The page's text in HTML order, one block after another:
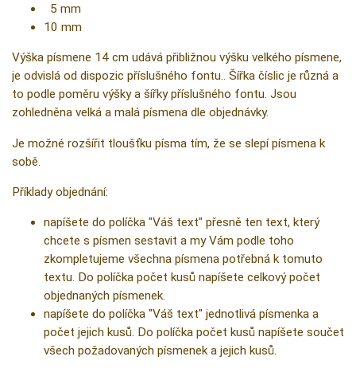
5 mm
10 mm
Výška písmene 14 cm udává přibližnou výšku velkého písmene,
je odvislá od dispozic příslušného fontu.. Šířka číslic je různá a
to podle poměru výšky a šířky příslušného fontu. Jsou
zohledněna velká a malá písmena dle objednávky.
Je možné rozšířit tloušťku písma tím, že se slepí písmena k
sobě.
Příklady objednání:
napíšete do políčka "Váš text" přesně ten text, který
chcete s písmen sestavit a my Vám podle toho
zkompletujeme všechna písmena potřebná k tomuto
textu. Do políčka počet kusů napíšete celkový počet
objednaných písmenek.
napíšete do políčka "Váš text" jednotlivá písmenka a
počet jejich kusů. Do políčka počet kusů napíšete součet
všech požadovaných písmenek a jejich kusů.